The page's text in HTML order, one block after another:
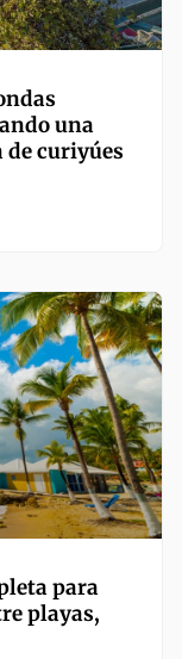
una
de curiyúes
para
playas,